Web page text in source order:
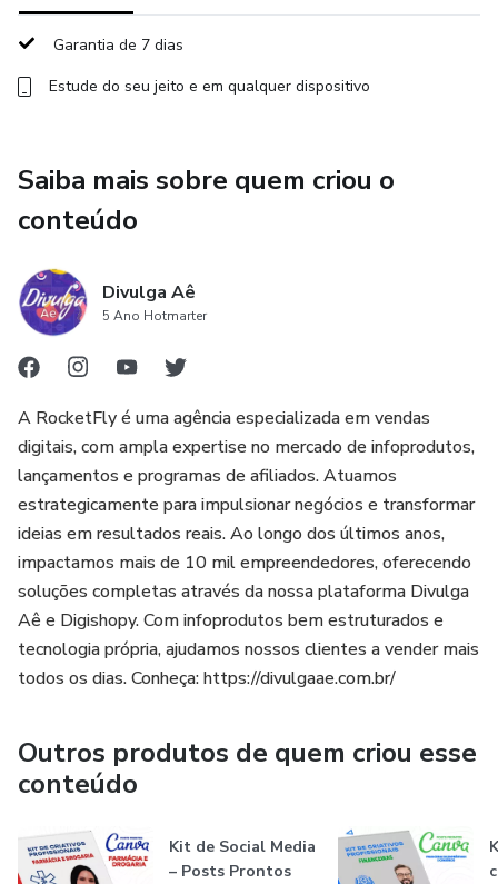
✅ + Mega Pack Divulga Aê - Milhares de Artes com
Por que somos líder no segmento de Social Media?
digitais, com ampla atuação no mercado de infoprodutos,
afiliados e lançamentos. Ao longo dos últimos anos,
ajudamos mais de 10 mil empreendedores a alavancar
seus resultados através de estratégias de marketing
Garantia de 7 dias
Estude do seu jeito e em qualquer dispositivo
Saiba mais sobre quem criou o
conteúdo
Divulga Aê
5 Ano Hotmarter
A RocketFly é uma agência especializada em vendas
digitais, com ampla expertise no mercado de infoprodutos,
lançamentos e programas de afiliados. Atuamos
estrategicamente para impulsionar negócios e transformar
ideias em resultados reais. Ao longo dos últimos anos,
impactamos mais de 10 mil empreendedores, oferecendo
soluções completas através da nossa plataforma Divulga
Aê e Digishopy. Com infoprodutos bem estruturados e
tecnologia própria, ajudamos nossos clientes a vender mais
todos os dias. Conheça: https://divulgaae.com.br/
Outros produtos de quem criou esse
conteúdo
Kit de Social Media
– Posts Prontos